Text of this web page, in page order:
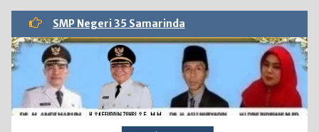
Skip
content
SMP Negeri 35 Samarinda